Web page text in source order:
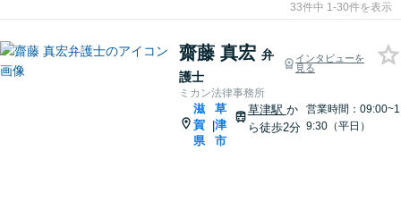
33件中 1-30件を表示
齋藤 真宏 弁
護士
インタビューを
見る
ミカン法律事務所
滋
賀
県
|
草
津
市
草津駅 か
ら徒歩2分
営業時間：09:00~1
9:30（平日）